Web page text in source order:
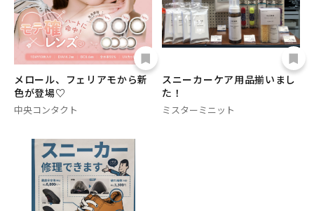
メロール、フェリアモから新
色が登場♡
中央コンタクト
スニーカーケア用品揃いまし
た！
ミスターミニット